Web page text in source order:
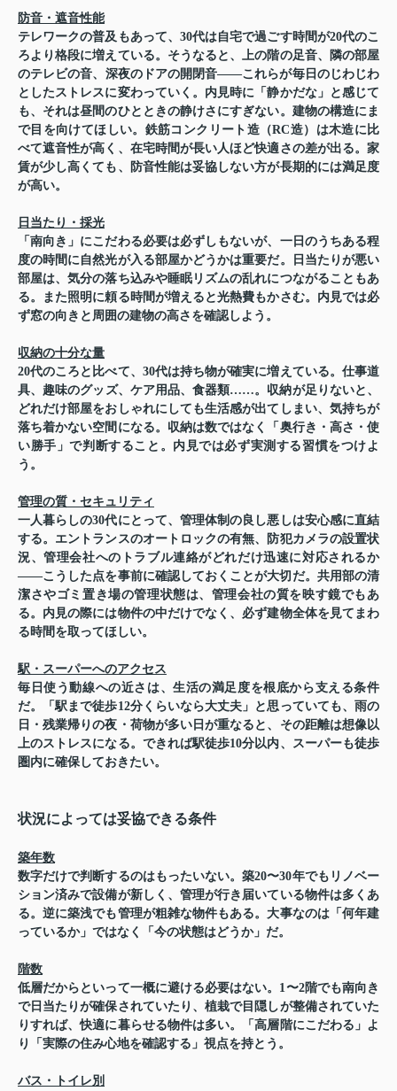
防音・遮音性能
テレワークの普及もあって、30代は自宅で過ごす時間が20代のこ
ろより格段に増えている。そうなると、上の階の足音、隣の部屋
のテレビの音、深夜のドアの開閉音——これらが毎日のじわじわ
としたストレスに変わっていく。内見時に「静かだな」と感じて
も、それは昼間のひとときの静けさにすぎない。建物の構造にま
で目を向けてほしい。鉄筋コンクリート造（RC造）は木造に比
べて遮音性が高く、在宅時間が長い人ほど快適さの差が出る。家
賃が少し高くても、防音性能は妥協しない方が長期的には満足度
が高い。
日当たり・採光
「南向き」にこだわる必要は必ずしもないが、一日のうちある程
度の時間に自然光が入る部屋かどうかは重要だ。日当たりが悪い
部屋は、気分の落ち込みや睡眠リズムの乱れにつながることもあ
る。また照明に頼る時間が増えると光熱費もかさむ。内見では必
ず窓の向きと周囲の建物の高さを確認しよう。
収納の十分な量
20代のころと比べて、30代は持ち物が確実に増えている。仕事道
具、趣味のグッズ、ケア用品、食器類……。収納が足りないと、
どれだけ部屋をおしゃれにしても生活感が出てしまい、気持ちが
落ち着かない空間になる。収納は数ではなく「奥行き・高さ・使
い勝手」で判断すること。内見では必ず実測する習慣をつけよ
う。
管理の質・セキュリティ
一人暮らしの30代にとって、管理体制の良し悪しは安心感に直結
する。エントランスのオートロックの有無、防犯カメラの設置状
況、管理会社へのトラブル連絡がどれだけ迅速に対応されるか
——こうした点を事前に確認しておくことが大切だ。共用部の清
潔さやゴミ置き場の管理状態は、管理会社の質を映す鏡でもあ
る。内見の際には物件の中だけでなく、必ず建物全体を見てまわ
る時間を取ってほしい。
駅・スーパーへのアクセス
毎日使う動線への近さは、生活の満足度を根底から支える条件
だ。「駅まで徒歩12分くらいなら大丈夫」と思っていても、雨の
日・残業帰りの夜・荷物が多い日が重なると、その距離は想像以
上のストレスになる。できれば駅徒歩10分以内、スーパーも徒歩
圏内に確保しておきたい。
状況によっては妥協できる条件
築年数
数字だけで判断するのはもったいない。築20〜30年でもリノベー
ション済みで設備が新しく、管理が行き届いている物件は多くあ
る。逆に築浅でも管理が粗雑な物件もある。大事なのは「何年建
っているか」ではなく「今の状態はどうか」だ。
階数
低層だからといって一概に避ける必要はない。1〜2階でも南向き
で日当たりが確保されていたり、植栽で目隠しが整備されていた
りすれば、快適に暮らせる物件は多い。「高層階にこだわる」よ
り「実際の住み心地を確認する」視点を持とう。
バス・トイレ別